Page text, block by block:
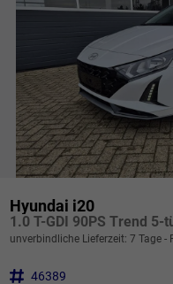
Hyundai i20
unverbindliche Lieferzeit: 7 Tage
Fahrzeugnr. 46389